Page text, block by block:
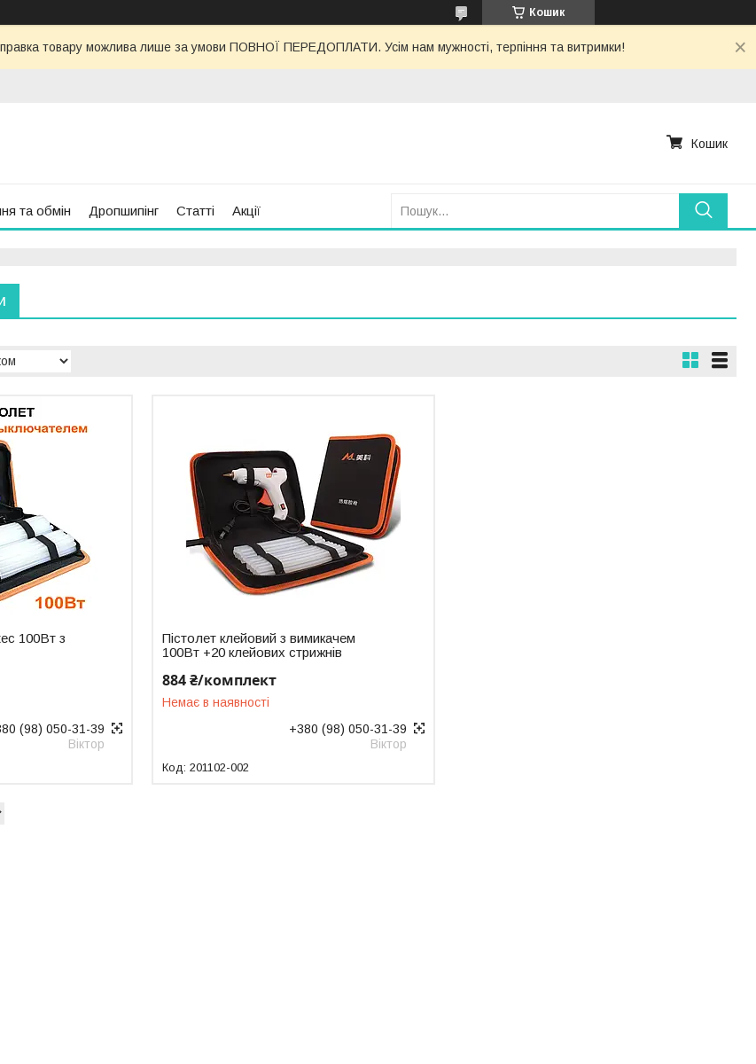
Кошик
товару можлива лише за умови ПОВНОЇ ПЕРЕДОПЛАТИ. Усім нам мужності, терпіння та витримки!
Кошик
та обмін Дропшипінг Статті Акції
100Вт з
(98) 050-31-39
Віктор
Пістолет клейовий з вимикачем
100Вт +20 клейових стрижнів
884 ₴/комплект
Немає в наявності
+380 (98) 050-31-39
Віктор
201102-002